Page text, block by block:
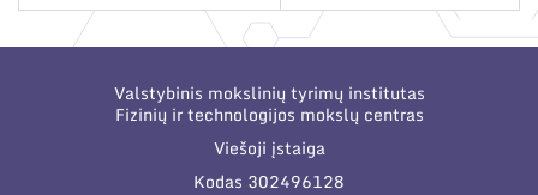
Valstybinis mokslinių tyrimų institutas
Fizinių ir technologijos mokslų centras
Viešoji įstaiga
Kodas 302496128